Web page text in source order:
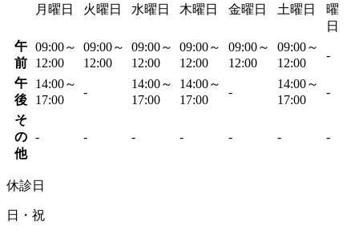
月曜日 火曜日 水曜日 木曜日 金曜日 土曜日
曜
日
午
前
09:00～
12:00
09:00～
12:00
09:00～
12:00
09:00～
12:00
09:00～
12:00
09:00～
12:00
-
午
後
14:00～
17:00
-
14:00～
17:00
14:00～
17:00
-
14:00～
17:00
-
そ
の
他
- - - - - - -
休診日
日・祝